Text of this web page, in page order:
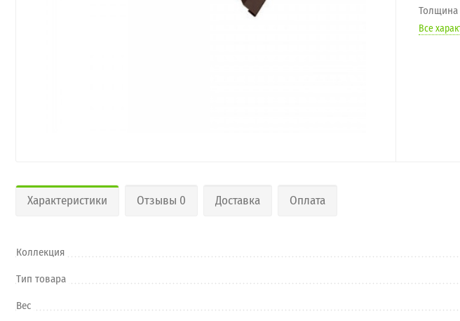
Толщина
Все
Характеристики Отзывы 0 Доставка Оплата
Коллекция
Тип товара
Вес